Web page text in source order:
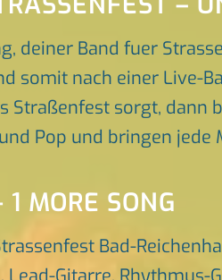
deiner Band fuer
somit nach einer Live-
sorgt, dann
und Pop und bringen
MORE SONG
Bad-